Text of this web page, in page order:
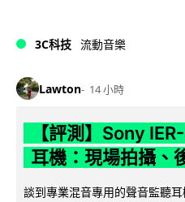
3C科技 流動音樂
Lawton 14 小時
【評測】Sony
耳機：現場拍攝、
談到專業混音專用的聲音監聽